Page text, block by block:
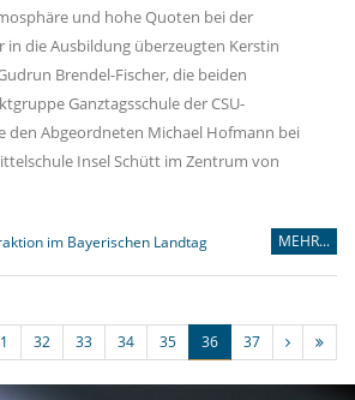
und hohe Quoten bei der
in die Ausbildung überzeugten Kerstin
Brendel-Fischer, die beiden
Ganztagsschule der CSU-
den Abgeordneten Michael Hofmann bei
Insel Schütt im Zentrum von
im Bayerischen Landtag MEHR...
1 32 33 34 35 36 37